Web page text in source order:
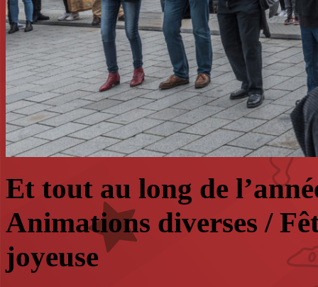
Et tout au long de
Animations diverses /
joyeuse